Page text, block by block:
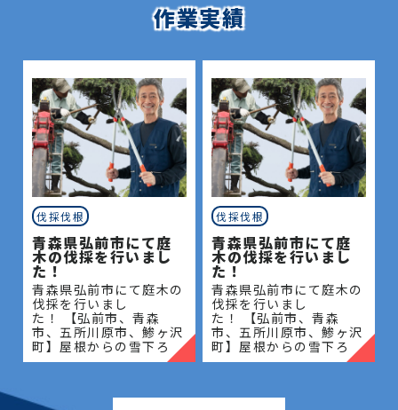
作業実績
伐採伐根
青森県弘前市にて庭
木の伐採を行いまし
た！
青森県弘前市にて庭木の
伐採を行いまし
た！ 【弘前市、青森
市、五所川原市、鯵ヶ沢
町】屋根からの雪下ろ
し・除雪・排雪などの作
定・草刈りなどのお庭の
伐採伐根
青森県弘前市にて庭
木の伐採を行いまし
た！
青森県弘前市にて庭木の
伐採を行いまし
た！ 【弘前市、青森
市、五所川原市、鯵ヶ沢
町】屋根からの雪下ろ
し・除雪・排雪などの作
定・草刈りなどのお庭の